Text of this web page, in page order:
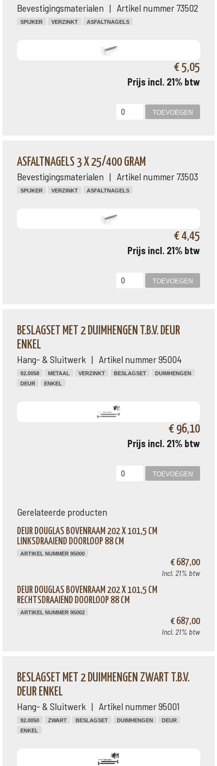
Bevestigingsmaterialen | Artikel nummer 73502
SPIJKER VERZINKT ASFALTNAGELS
€ 5,05
Prijs incl. 21% btw
ASFALTNAGELS 3 X 25/400 GRAM
Bevestigingsmaterialen | Artikel nummer 73503
SPIJKER VERZINKT ASFALTNAGELS
€ 4,45
Prijs incl. 21% btw
BESLAGSET MET 2 DUIMHENGEN T.B.V. DEUR
ENKEL
Hang- & Sluitwerk | Artikel nummer 95004
92.0058 METAAL VERZINKT BESLAGSET
DUIMHENGEN
DEUR
ENKEL
€ 96,10
Prijs incl. 21% btw
Gerelateerde producten
DEUR DOUGLAS BOVENRAAM 202 X 101,5 CM
LINKSDRAAIEND DOORLOOP 88 CM
ARTIKEL NUMMER 95000
€ 687,00
Incl. 21% btw
DEUR DOUGLAS BOVENRAAM 202 X 101,5 CM
RECHTSDRAAIEND DOORLOOP 88 CM
ARTIKEL NUMMER 95002
€ 687,00
Incl. 21% btw
BESLAGSET MET 2 DUIMHENGEN ZWART T.B.V.
DEUR ENKEL
Hang- & Sluitwerk | Artikel nummer 95001
92.0050 ZWART BESLAGSET DUIMHENGEN
DEUR
ENKEL